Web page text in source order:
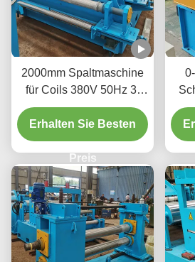
2000mm Spaltmaschine
für Coils 380V 50Hz 3-
Phasen-Stromversorgung
Erhöht die
Materialverfügbarkeit
Erhalten Sie Besten
Preis